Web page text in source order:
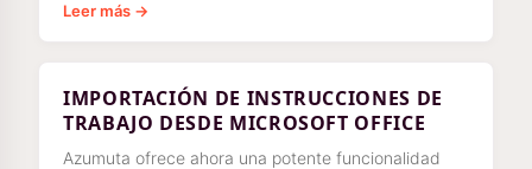
un paso
Leer más →
IMPORTACIÓN DE INSTRUCCIONES DE
TRABAJO DESDE MICROSOFT OFFICE
Azumuta ofrece ahora una potente funcionalidad